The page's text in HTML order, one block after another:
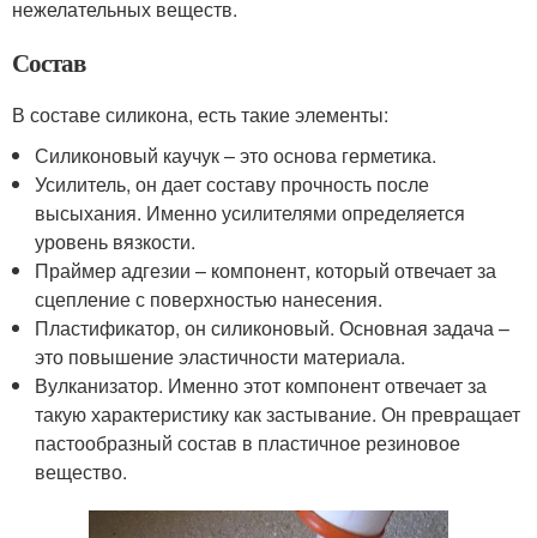
нежелательных веществ.
Состав
В составе силикона, есть такие элементы:
Силиконовый каучук – это основа герметика.
Усилитель, он дает составу прочность после
высыхания. Именно усилителями определяется
уровень вязкости.
Праймер адгезии – компонент, который отвечает за
сцепление с поверхностью нанесения.
Пластификатор, он силиконовый. Основная задача –
это повышение эластичности материала.
Вулканизатор. Именно этот компонент отвечает за
такую характеристику как застывание. Он превращает
пастообразный состав в пластичное резиновое
вещество.